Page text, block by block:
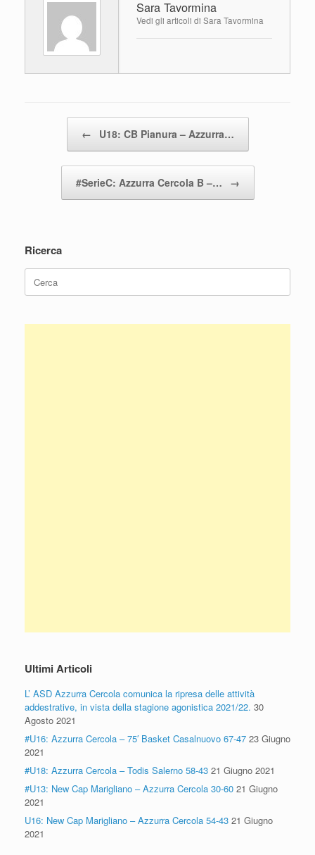
b
o
o
k
vi
di
Sara Tavormina
Vedi gli articoli di Sara Tavormina
← U18: CB Pianura – Azzurra…
#SerieC: Azzurra Cercola B –… →
Ricerca
Ricerca
per:
Ultimi Articoli
L’ ASD Azzurra Cercola comunica la ripresa delle attività
addestrative, in vista della stagione agonistica 2021/22. 30
Agosto 2021
#U16: Azzurra Cercola – 75′ Basket Casalnuovo 67-47 23 Giugno
2021
#U18: Azzurra Cercola – Todis Salerno 58-43 21 Giugno 2021
#U13: New Cap Marigliano – Azzurra Cercola 30-60 21 Giugno
2021
U16: New Cap Marigliano – Azzurra Cercola 54-43 21 Giugno
2021